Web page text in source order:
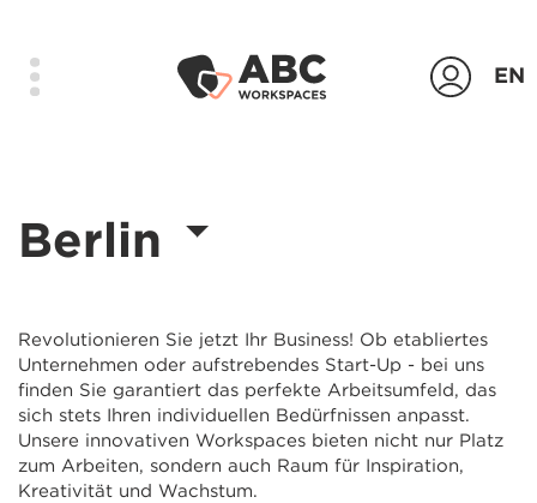
EN
Standorte
Kontakt
Login
Anfrage senden
Berlin
Revolutionieren Sie jetzt Ihr Business! Ob etabliertes
Unternehmen oder aufstrebendes Start-Up - bei uns
finden Sie garantiert das perfekte Arbeitsumfeld, das
sich stets Ihren individuellen Bedürfnissen anpasst.
Unsere innovativen Workspaces bieten nicht nur Platz
zum Arbeiten, sondern auch Raum für Inspiration,
Kreativität und Wachstum.